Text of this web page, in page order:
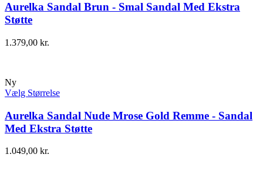
Aurelka Sandal Brun - Smal Sandal Med Ekstra
Støtte
1.379,00 kr.
Ny
Vælg Størrelse
Aurelka Sandal Nude Mrose Gold Remme - Sandal
Med Ekstra Støtte
1.049,00 kr.